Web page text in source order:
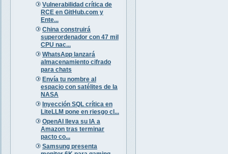
Vulnerabilidad crítica de
RCE en GitHub.com y
Ente...
China construirá
superordenador con 47 mil
CPU nac...
WhatsApp lanzará
almacenamiento cifrado
para chats
Envía tu nombre al
espacio con satélites de la
NASA
Inyección SQL crítica en
LiteLLM pone en riesgo cl...
OpenAI lleva su IA a
Amazon tras terminar
pacto co...
Samsung presenta